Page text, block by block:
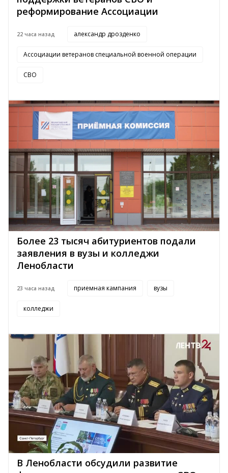
реформирование Ассоциации
22 часа назад александр дрозденко
Ассоциации ветеранов специальной военной операции
СВО
Более 23 тысяч абитуриентов подали
заявления в вузы и колледжи
Ленобласти
23 часа назад приемная кампания вузы
колледжи
В Ленобласти обсудили развитие